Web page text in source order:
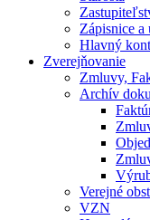
Zápisnice a
Hlavný
Zverejňovanie
Zmluvy,
Archív
Verejné
VZN